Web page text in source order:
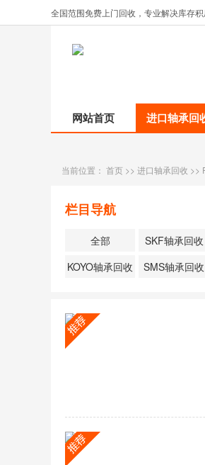
全国范围免费上门回收，专业解决库存
网站首页 进口轴承回
当前位置： 首页 >> 进口轴承回收 >>
栏目导航
全部 SKF轴承回收
KOYO轴承回收
SMS轴承回收